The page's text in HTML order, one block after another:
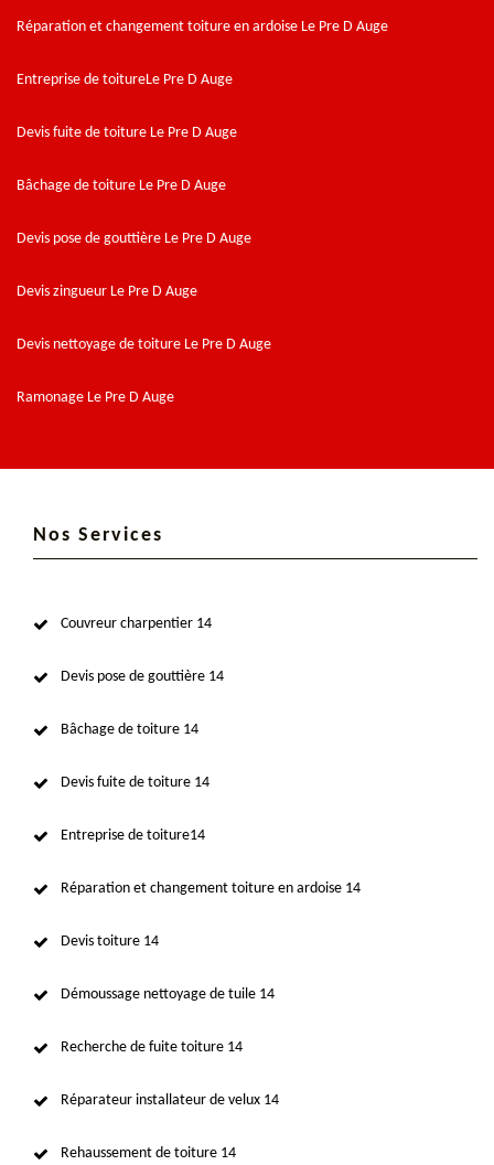
Réparation et changement toiture en ardoise Le Pre D Auge
Entreprise de toitureLe Pre D Auge
Devis fuite de toiture Le Pre D Auge
Bâchage de toiture Le Pre D Auge
Devis pose de gouttière Le Pre D Auge
Devis zingueur Le Pre D Auge
Devis nettoyage de toiture Le Pre D Auge
Ramonage Le Pre D Auge
Nos Services
Couvreur charpentier 14
Devis pose de gouttière 14
Bâchage de toiture 14
Devis fuite de toiture 14
Entreprise de toiture14
Réparation et changement toiture en ardoise 14
Devis toiture 14
Démoussage nettoyage de tuile 14
Recherche de fuite toiture 14
Réparateur installateur de velux 14
Rehaussement de toiture 14